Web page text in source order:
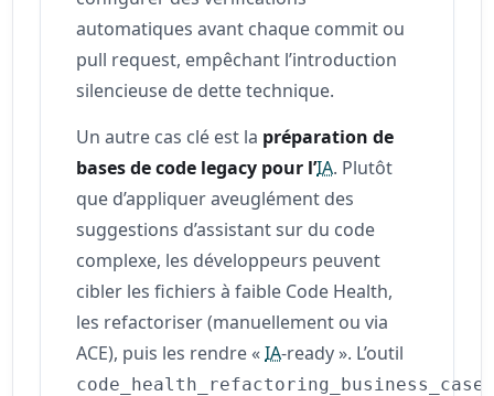
automatiques avant chaque commit ou
pull request, empêchant l’introduction
silencieuse de dette technique.
Un autre cas clé est la préparation de
bases de code legacy pour l’IA. Plutôt
que d’appliquer aveuglément des
suggestions d’assistant sur du code
complexe, les développeurs peuvent
cibler les fichiers à faible Code Health,
les refactoriser (manuellement ou via
ACE), puis les rendre «IA‑ready ». L’outil
code_health_refactoring_business_case